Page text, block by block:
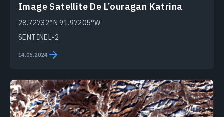
Image Satellite De L’ouragan Katrina
28.72732°N 91.97205°W
SENTINEL-2
14.05.2024